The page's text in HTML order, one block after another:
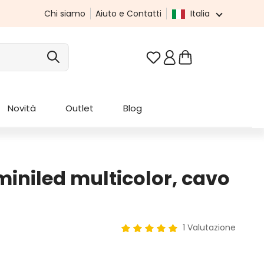
Chi siamo Aiuto e Contatti Italia
Hai 0 articoli nella
Novità Outlet Blog
multicolor, cavo
1 Valutazione